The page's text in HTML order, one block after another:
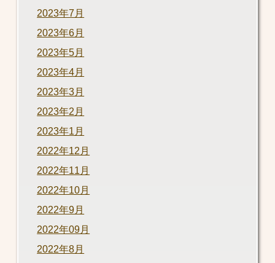
2023年7月
2023年6月
2023年5月
2023年4月
2023年3月
2023年2月
2023年1月
2022年12月
2022年11月
2022年10月
2022年9月
2022年09月
2022年8月